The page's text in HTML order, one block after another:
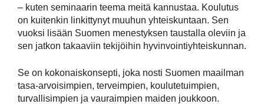
– kuten seminaarin teema meitä kannustaa. Koulutus
on kuitenkin linkittynyt muuhun yhteiskuntaan. Sen
vuoksi lisään Suomen menestyksen taustalla oleviin ja
sen jatkon takaaviin tekijöihin hyvinvointiyhteiskunnan.
Se on kokonaiskonsepti, joka nosti Suomen maailman
tasa-arvoisimpien, terveimpien, koulutetuimpien,
turvallisimpien ja vauraimpien maiden joukkoon.